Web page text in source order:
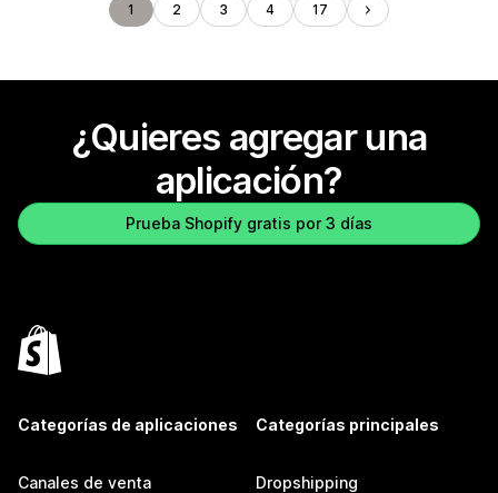
1 2 3 4 17
¿Quieres agregar una
aplicación?
Prueba Shopify gratis por 3 días
Categorías de aplicaciones
Canales de venta
Categorías principales
Dropshipping